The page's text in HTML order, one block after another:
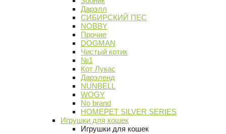
Дарэлл
СИБИРСКИЙ ПЕС
NOBBY
Прочие
DOGMAN
Чистый котик
№1
Кот Лукас
Дарэленд
NUNBELL
WOGY
No brand
HOMEPET SILVER SERIES
Игрушки для кошек
Игрушки для кошек